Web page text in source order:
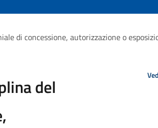
di concessione, autorizzazione o
del